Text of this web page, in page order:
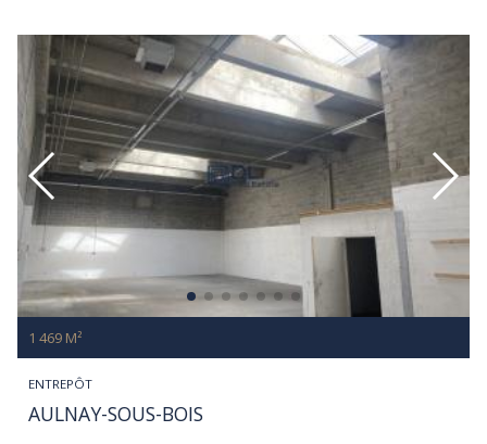
ENTREPÔT
AULNAY-SOUS-BOIS
1 469 M²